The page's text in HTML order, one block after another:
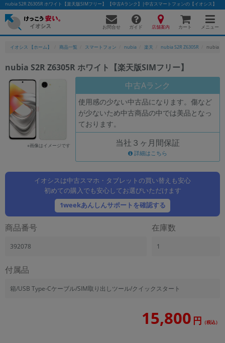
nubia S2R Z6305R ホワイト【楽天版SIMフリー】 【中古Aランク】|中古スマートフォンの【イオシス】
お問合せ ガイド 店舗案内 カート メニュー
イオシス 【ホーム】 商品一覧 スマートフォン nubia 楽天 nubia S2R Z6305R nubia
nubia S2R Z6305R ホワイト【楽天版SIMフリー】
※画像はイメージです
中古Aランク
使用感の少ない中古品になります。傷など
が少ないため中古商品の中では美品となっ
ております。
当社３ヶ月間保証
詳細はこちら
イオシスは中古スマホ・タブレットの買い替えも安心
初めての購入でも安心してお選びいただけます
1weekあんしんサポートを確認する
商品番号
392078
在庫数
1
付属品
箱/USB Type-Cケーブル/SIM取り出しツール/クイックスタート
15,800 円 （税込）
かんたんパソコン検索に切り替える
フリーワード
除外ワード
カテゴリー
商品ジャンルの絞り込み
「スマートフォン」「タブレット」など
「iPhone」「Xperia」「Galaxy」など
メーカー
商品の搭載機能による絞り込み